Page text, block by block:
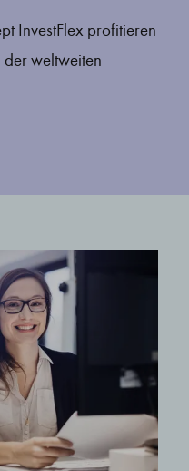
InvestFlex profitieren
der weltweiten